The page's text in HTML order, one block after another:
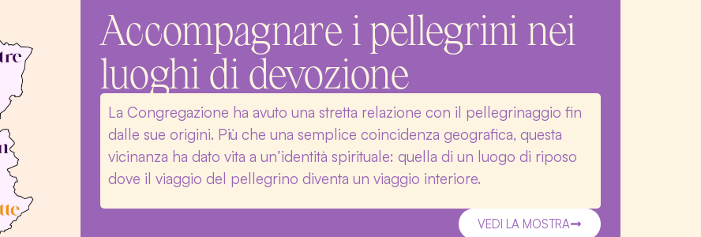
Accompagnare i pellegrini nei
luoghi di devozione
La Congregazione ha avuto una stretta relazione con il pellegrinaggio fin
dalle sue origini. Più che una semplice coincidenza geografica, questa
vicinanza ha dato vita a un’identità spirituale: quella di un luogo di riposo
dove il viaggio del pellegrino diventa un viaggio interiore.
VEDI LA MOSTRA